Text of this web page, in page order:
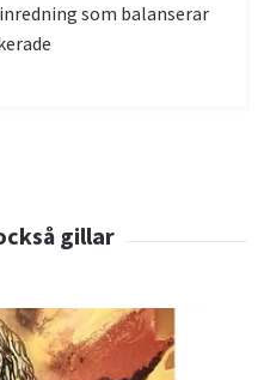
som balanserar